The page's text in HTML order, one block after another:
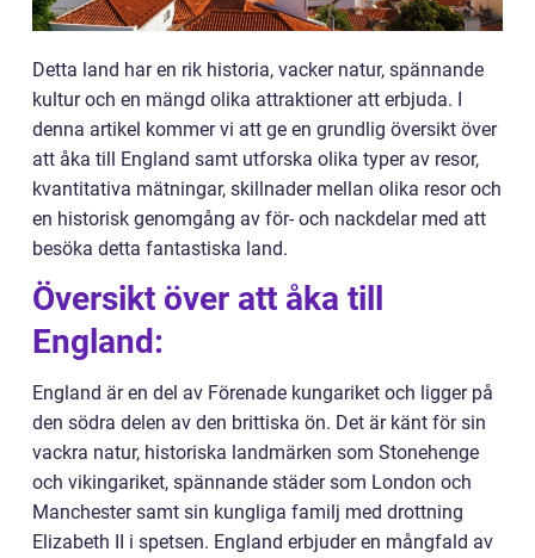
Detta land har en rik historia, vacker natur, spännande
kultur och en mängd olika attraktioner att erbjuda. I
denna artikel kommer vi att ge en grundlig översikt över
att åka till England samt utforska olika typer av resor,
kvantitativa mätningar, skillnader mellan olika resor och
en historisk genomgång av för- och nackdelar med att
besöka detta fantastiska land.
Översikt över att åka till
England:
England är en del av Förenade kungariket och ligger på
den södra delen av den brittiska ön. Det är känt för sin
vackra natur, historiska landmärken som Stonehenge
och vikingariket, spännande städer som London och
Manchester samt sin kungliga familj med drottning
Elizabeth II i spetsen. England erbjuder en mångfald av